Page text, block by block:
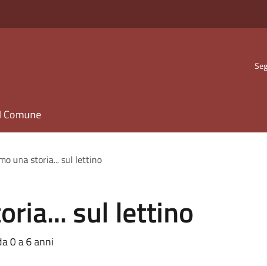
Comune
una storia... sul lettino
sul lettino
0 a 6 anni